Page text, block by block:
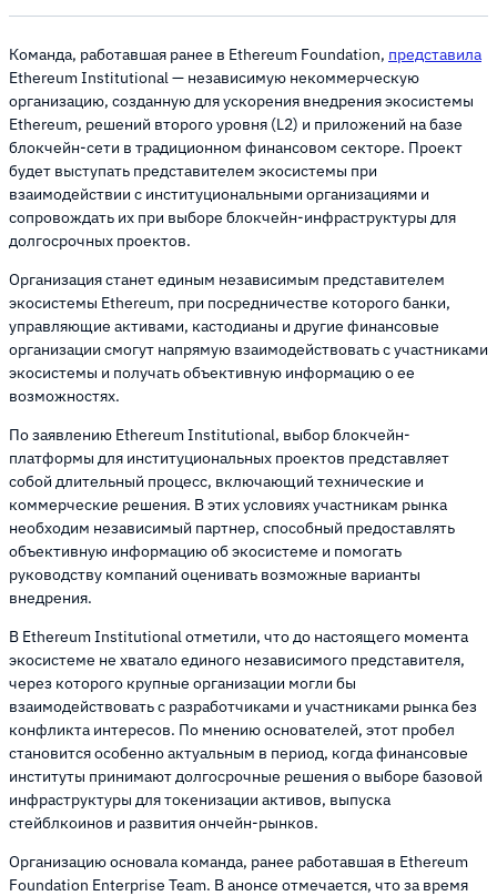
Команда, работавшая ранее в Ethereum Foundation, представила
Ethereum Institutional — независимую некоммерческую
организацию, созданную для ускорения внедрения экосистемы
Ethereum, решений второго уровня (L2) и приложений на базе
блокчейн-сети в традиционном финансовом секторе. Проект
будет выступать представителем экосистемы при
взаимодействии с институциональными организациями и
сопровождать их при выборе блокчейн-инфраструктуры для
долгосрочных проектов.
Организация станет единым независимым представителем
экосистемы Ethereum, при посредничестве которого банки,
управляющие активами, кастодианы и другие финансовые
организации смогут напрямую взаимодействовать с участниками
экосистемы и получать объективную информацию о ее
возможностях.
По заявлению Ethereum Institutional, выбор блокчейн-
платформы для институциональных проектов представляет
собой длительный процесс, включающий технические и
коммерческие решения. В этих условиях участникам рынка
необходим независимый партнер, способный предоставлять
объективную информацию об экосистеме и помогать
руководству компаний оценивать возможные варианты
внедрения.
В Ethereum Institutional отметили, что до настоящего момента
экосистеме не хватало единого независимого представителя,
через которого крупные организации могли бы
взаимодействовать с разработчиками и участниками рынка без
конфликта интересов. По мнению основателей, этот пробел
становится особенно актуальным в период, когда финансовые
институты принимают долгосрочные решения о выборе базовой
инфраструктуры для токенизации активов, выпуска
стейблкоинов и развития ончейн-рынков.
Организацию основала команда, ранее работавшая в Ethereum
Foundation Enterprise Team. В анонсе отмечается, что за время